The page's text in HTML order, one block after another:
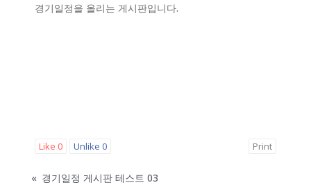
경기일정을 올리는 게시판입니다.
Like 0 Unlike 0 Print
« 경기일정 게시판 테스트 03